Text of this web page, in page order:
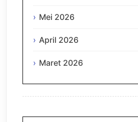
Mei 2026
April 2026
Maret 2026